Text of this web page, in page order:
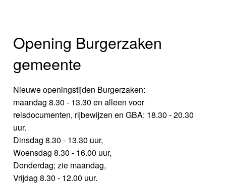
Opening Burgerzaken
gemeente
Nieuwe openingstijden Burgerzaken:
maandag 8.30 - 13.30 en alleen voor
reisdocumenten, rijbewijzen en GBA: 18.30 - 20.30
uur.
Dinsdag 8.30 - 13.30 uur,
Woensdag 8.30 - 16.00 uur,
Donderdag; zie maandag,
Vrijdag 8.30 - 12.00 uur.